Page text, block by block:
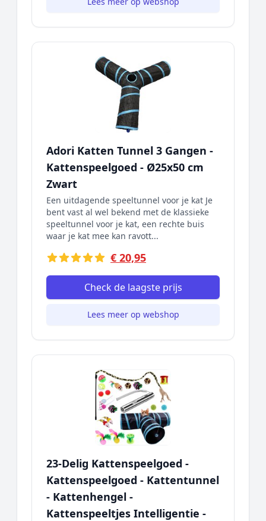
Adori Katten Tunnel 3 Gangen -
Kattenspeelgoed - Ø25x50 cm
Zwart
Een uitdagende speeltunnel voor je kat Je
bent vast al wel bekend met de klassieke
speeltunnel voor je kat, een rechte buis
waar je kat mee kan ravott...
€ 20,95
Check de laagste prijs
Lees meer op webshop
23-Delig Kattenspeelgoed -
Kattenspeelgoed - Kattentunnel
- Kattenhengel -
Kattenspeeltjes Intelligentie -